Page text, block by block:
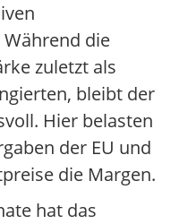
die
zuletzt als
bleibt der
Hier belasten
der EU und
die Margen.
hat das